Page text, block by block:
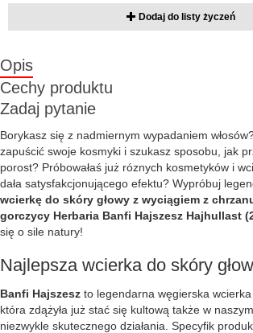
Dodaj do listy życzeń
Opis
Cechy produktu
Zadaj pytanie
Borykasz się z nadmiernym wypadaniem
zapuścić swoje kosmyki i szukasz sposobu, jak
porost? Próbowałaś już róznych kosmetyków i
dała satysfakcjonującego efektu? Wypróbuj
wcierkę do skóry głowy z wyciągiem z
gorczycy Herbaria Banfi Hajszesz Hajhullast
się o sile natury!
Najlepsza wcierka do skóry
Banfi Hajszesz to legendarna węgierska wcierka
która zdążyła już stać się kultową także w
niezwykle skutecznego działania. Specyfik